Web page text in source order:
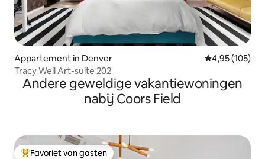
Appartement in Denver Gemiddelde
4,95 (105)
Tracy Weil Art-suite 202
Andere geweldige vakantiewoningen
nabij Coors Field
Favoriet van gasten